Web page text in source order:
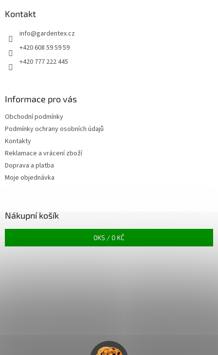
Kontakt
info@gardentex.cz
+420 608 59 59 59
+420 777 222 445
Informace pro vás
Obchodní podmínky
Podmínky ochrany osobních údajů
Kontakty
Reklamace a vrácení zboží
Doprava a platba
Moje objednávka
Nákupní košík
0KS / 0 KČ